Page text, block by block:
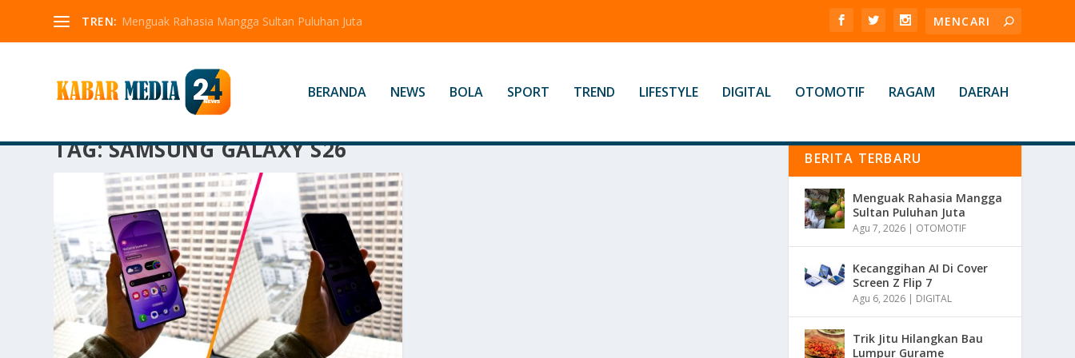
TREN: Menguak Rahasia Mangga Sultan Puluhan Juta
BERANDA NEWS BOLA SPORT TREND LIFESTYLE DIGITAL OTOMOTIF RAGAM DAERAH
TAG:SAMSUNG GALAXY S26 BERITA TERBARU
Menguak Rahasia Mangga
Sultan Puluhan Juta
Agu 7, 2026 | OTOMOTIF
Kecanggihan AI Di Cover
Screen Z Flip 7
Agu 6, 2026 | DIGITAL
Trik Jitu Hilangkan Bau
Lumpur Gurame